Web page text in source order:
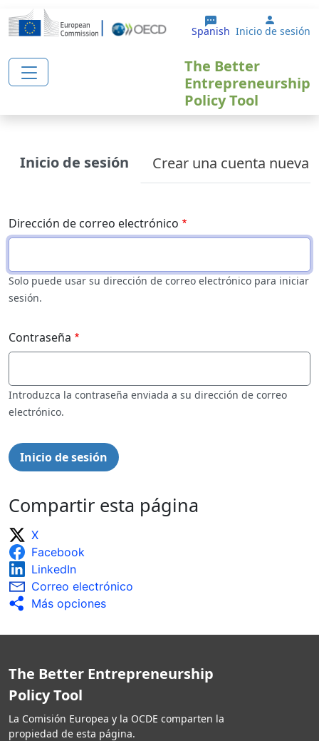
Pasar al contenido principal
Spanish User
Inicio de sesión
The Better
Entrepreneurship
Policy Tool
Primary tabs
Inicio de sesión Crear una cuenta nueva
Dirección de correo electrónico
Solo puede usar su dirección de correo electrónico para iniciar
sesión.
Contraseña
Introduzca la contraseña enviada a su dirección de correo
electrónico.
Compartir esta página
X
Facebook
LinkedIn
Correo electrónico
Más opciones
The Better Entrepreneurship
Policy Tool
La Comisión Europea y la OCDE comparten la
propiedad de esta página.